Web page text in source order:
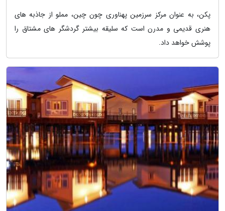
پکن، به عنوان مرکز سرزمین پهناوری چون چین، مملو از جاذبه های
هنری قدیمی و مدرن است که سلیقه بیشتر گردشگر های مشتاق را
پوشش خواهد داد.